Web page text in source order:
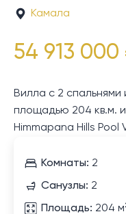
Камала
54 913 000
Вилла с 2
площадью 204 кв.м. и
Himmapana Hills Pool
Комнаты: 2
Санузлы: 2
Площадь: 204